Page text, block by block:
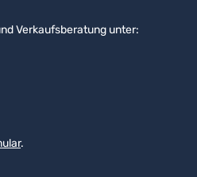
Verkaufsberatung unter:
.